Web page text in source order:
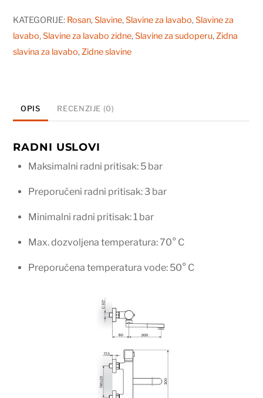
-
lavabo
1T32120
KATEGORIJE: Rosan,Slavine,Slavine za lavabo,Slavine za
lavabo,Slavine za lavabo zidne,Slavine za sudoperu,Zidna
slavina za lavabo,Zidne slavine
OPIS RECENZIJE (0)
RADNI USLOVI
Maksimalni radni pritisak: 5 bar
Preporučeni radni pritisak: 3 bar
Minimalni radni pritisak: 1 bar
Max. dozvoljena temperatura: 70° C
Preporučena temperatura vode: 50° C